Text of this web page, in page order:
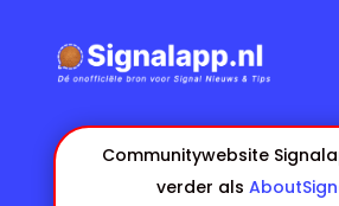
Communitywebsite
verder als